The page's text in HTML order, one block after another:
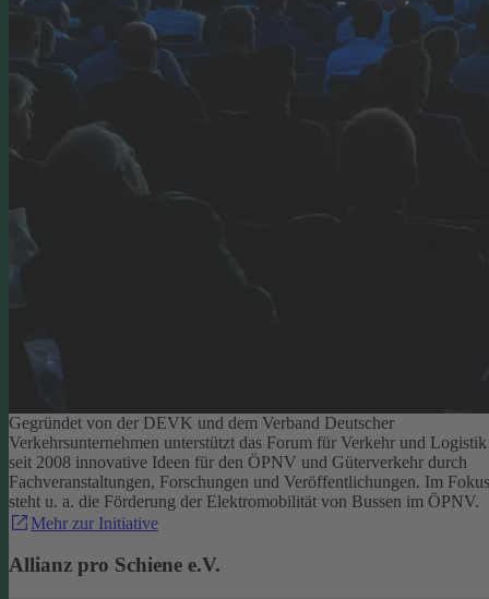
Gegründet von der DEVK und dem Verband Deutscher
Verkehrsunternehmen unterstützt das Forum für Verkehr und Logistik
seit 2008 innovative Ideen für den ÖPNV und Güterverkehr durch
Fachveranstaltungen, Forschungen und Veröffentlichungen. Im Fokus
steht u. a. die Förderung der Elektromobilität von Bussen im ÖPNV.
Mehr zur Initiative
Allianz pro Schiene e.V.